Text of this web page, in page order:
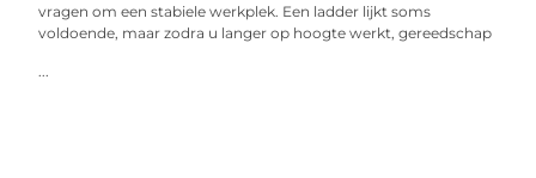
vragen om een stabiele werkplek. Een ladder lijkt soms
voldoende, maar zodra u langer op hoogte werkt, gereedschap
...